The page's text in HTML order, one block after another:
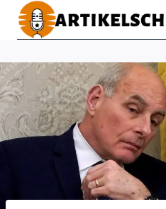
Doorgaan
naar